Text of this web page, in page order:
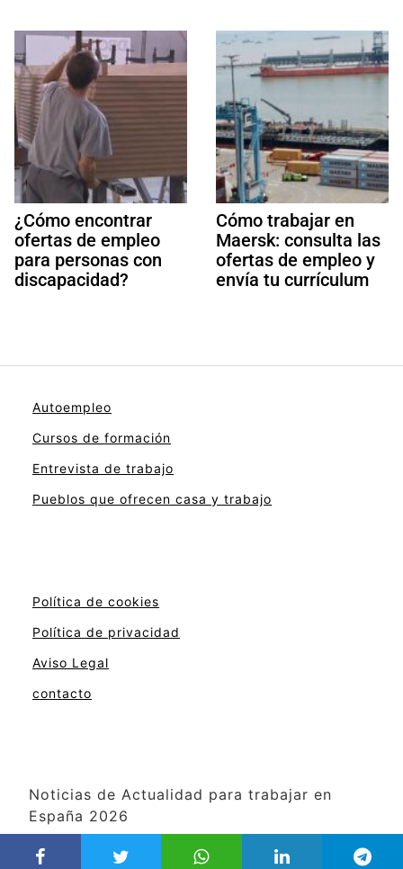
¿Cómo encontrar
ofertas de empleo
para personas con
discapacidad?
Cómo trabajar en
Maersk: consulta las
ofertas de empleo y
envía tu currículum
Autoempleo
Cursos de formación
Entrevista de trabajo
Pueblos que ofrecen casa y trabajo
Política de cookies
Política de privacidad
Aviso Legal
contacto
Noticias de Actualidad para trabajar en
España 2026